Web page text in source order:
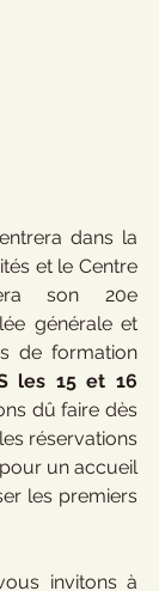
dans la
et le Centre
son 20e
générale et
de formation
les 15 et 16
dû faire dès
réservations
un accueil
les premiers